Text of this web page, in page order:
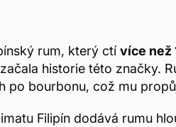
rum, který ctívíce než
historie této značky.
po bourbonu, což mu
Filipín dodává rumu